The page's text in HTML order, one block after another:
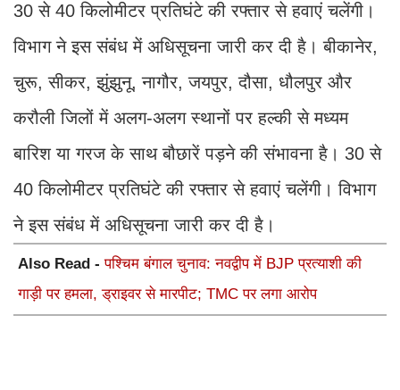
30 से 40 किलोमीटर प्रतिघंटे की रफ्तार से हवाएं चलेंगी।
विभाग ने इस संबंध में अधिसूचना जारी कर दी है। बीकानेर,
चुरू, सीकर, झुंझुनू, नागौर, जयपुर, दौसा, धौलपुर और
करौली जिलों में अलग-अलग स्थानों पर हल्की से मध्यम
बारिश या गरज के साथ बौछारें पड़ने की संभावना है। 30 से
40 किलोमीटर प्रतिघंटे की रफ्तार से हवाएं चलेंगी। विभाग
ने इस संबंध में अधिसूचना जारी कर दी है।
Also Read -पश्चिम बंगाल चुनाव: नवद्वीप में BJP प्रत्याशी की
गाड़ी पर हमला, ड्राइवर से मारपीट; TMC पर लगा आरोप